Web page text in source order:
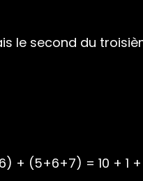
le second du
+ (5+6+7) = 10 + 1 +